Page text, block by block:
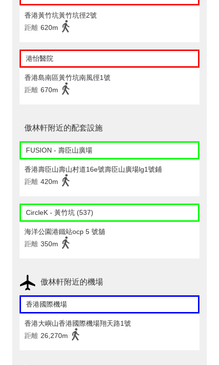
香港黃竹坑黃竹坑徑2號
距離 620m
港怡醫院
香港島南區黃竹坑南風徑1號
距離 670m
傲林軒附近的配套設施
FUSION - 壽臣山廣場
香港壽臣山壽山村道16e號壽臣山廣場lg1號鋪
距離 420m
CircleK - 黃竹坑 (537)
海洋公園港鐵站ocp 5 號舖
距離 350m
傲林軒附近的機場
香港國際機場
香港大嶼山香港國際機場翔天路1號
距離 26,270m